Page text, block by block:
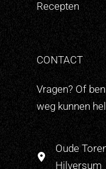
Recepten
CONTACT
Vragen? Of
weg kunnen
Oude
Hilversum